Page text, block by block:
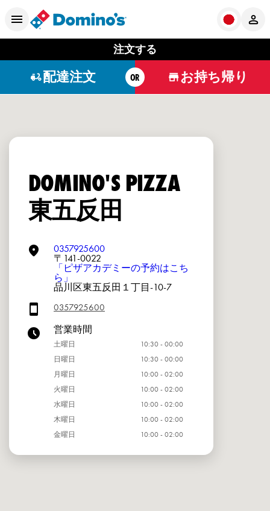
注文する
配達注文 OR お持ち帰り
DOMINO'S PIZZA
東五反田
0357925600
〒141-0022
「ピザアカデミーの予約はこち
ら」
品川区東五反田１丁目-10-7
0357925600
営業時間
土曜日
10:30 - 00:00
日曜日
10:30 - 00:00
月曜日
10:00 - 02:00
火曜日
10:00 - 02:00
水曜日
10:00 - 02:00
木曜日
10:00 - 02:00
金曜日
10:00 - 02:00